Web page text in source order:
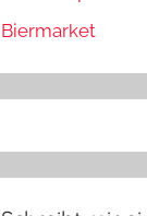
Biermarket